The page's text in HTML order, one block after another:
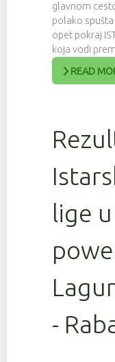
glavnom
polako spušta
opet pokraj
koja vodi
READ
lige
-